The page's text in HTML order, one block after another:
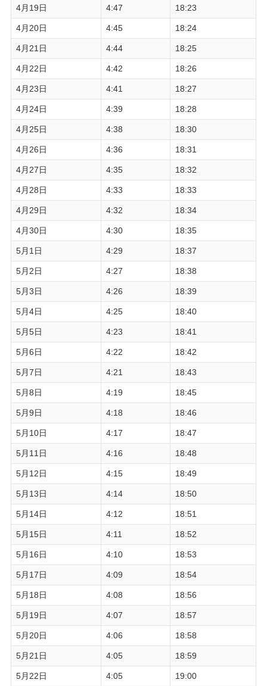
4月19日 4:47 18:23
4月20日 4:45 18:24
4月21日 4:44 18:25
4月22日 4:42 18:26
4月23日 4:41 18:27
4月24日 4:39 18:28
4月25日 4:38 18:30
4月26日 4:36 18:31
4月27日 4:35 18:32
4月28日 4:33 18:33
4月29日 4:32 18:34
4月30日 4:30 18:35
5月1日 4:29 18:37
5月2日 4:27 18:38
5月3日 4:26 18:39
5月4日 4:25 18:40
5月5日 4:23 18:41
5月6日 4:22 18:42
5月7日 4:21 18:43
5月8日 4:19 18:45
5月9日 4:18 18:46
5月10日 4:17 18:47
5月11日 4:16 18:48
5月12日 4:15 18:49
5月13日 4:14 18:50
5月14日 4:12 18:51
5月15日 4:11 18:52
5月16日 4:10 18:53
5月17日 4:09 18:54
5月18日 4:08 18:56
5月19日 4:07 18:57
5月20日 4:06 18:58
5月21日 4:05 18:59
5月22日 4:05 19:00